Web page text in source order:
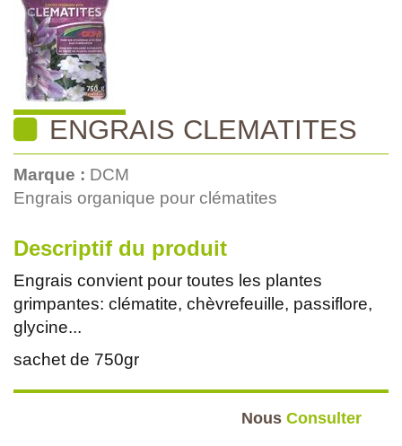
ENGRAIS CLEMATITES
Marque : DCM
Engrais organique pour clématites
Descriptif du produit
Engrais convient pour toutes les plantes
grimpantes: clématite, chèvrefeuille, passiflore,
glycine...
sachet de 750gr
Nous Consulter